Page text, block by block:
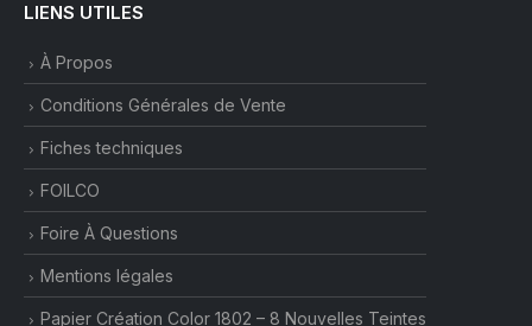
LIENS UTILES
À Propos
Conditions Générales de Vente
Fiches techniques
FOILCO
Foire À Questions
Mentions légales
Papier Création Color 1802 – 8 Nouvelles Teintes